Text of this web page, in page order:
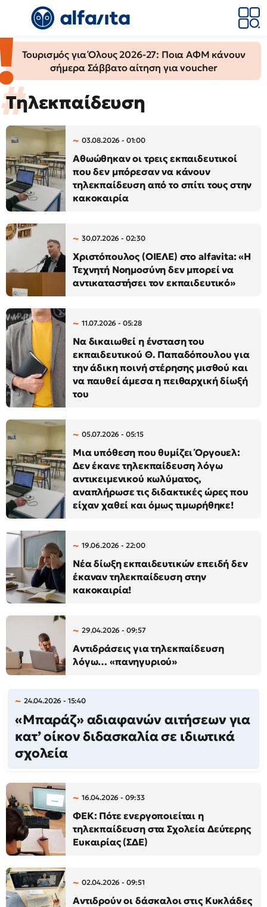
Τουρισμός για Όλους 2026-27: Ποια ΑΦΜ κάνουν
σήμερα Σάββατο αίτηση για voucher
Τηλεκπαίδευση
03.08.2026 - 01:00
Αθωώθηκαν οι τρεις εκπαιδευτικοί
που δεν μπόρεσαν να κάνουν
τηλεκπαίδευση από το σπίτι τους στην
κακοκαιρία
30.07.2026 - 02:30
Χριστόπουλος (ΟΙEΛΕ) στο alfavita: «Η
Τεχνητή Νοημοσύνη δεν μπορεί να
αντικαταστήσει τον εκπαιδευτικό»
11.07.2026 - 05:28
Να δικαιωθεί η ένσταση του
εκπαιδευτικού Θ. Παπαδόπουλου για
την άδικη ποινή στέρησης μισθού και
να παυθεί άμεσα η πειθαρχική δίωξή
του
05.07.2026 - 05:15
Μια υπόθεση που θυμίζει Όργουελ:
Δεν έκανε τηλεκπαίδευση λόγω
αντικειμενικού κωλύματος,
αναπλήρωσε τις διδακτικές ώρες που
είχαν χαθεί και όμως τιμωρήθηκε!
19.06.2026 - 22:00
Νέα δίωξη εκπαιδευτικών επειδή δεν
έκαναν τηλεκπαίδευση στην
κακοκαιρία!
29.04.2026 - 09:57
Αντιδράσεις για τηλεκπαίδευση
λόγω… «πανηγυριού»
24.04.2026 - 15:40
«Μπαράζ» αδιαφανών αιτήσεων για
κατ’ οίκον διδασκαλία σε ιδιωτικά
σχολεία
16.04.2026 - 09:33
ΦΕΚ: Πότε ενεργοποιείται η
τηλεκπαίδευση στα Σχολεία Δεύτερης
Ευκαιρίας (ΣΔΕ)
02.04.2026 - 09:51
Αντιδρούν οι δάσκαλοι στις Κυκλάδες